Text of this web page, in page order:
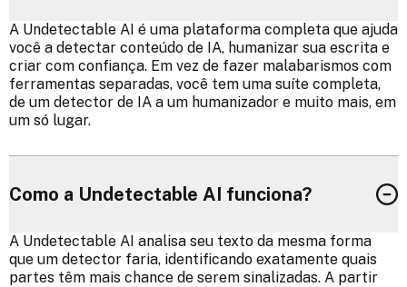
A Undetectable AI é uma plataforma completa que ajuda
você a detectar conteúdo de IA, humanizar sua escrita e
criar com confiança. Em vez de fazer malabarismos com
ferramentas separadas, você tem uma suíte completa,
de um detector de IA a um humanizador e muito mais, em
um só lugar.
Como a Undetectable AI funciona?
A Undetectable AI analisa seu texto da mesma forma
que um detector faria, identificando exatamente quais
partes têm mais chance de serem sinalizadas. A partir